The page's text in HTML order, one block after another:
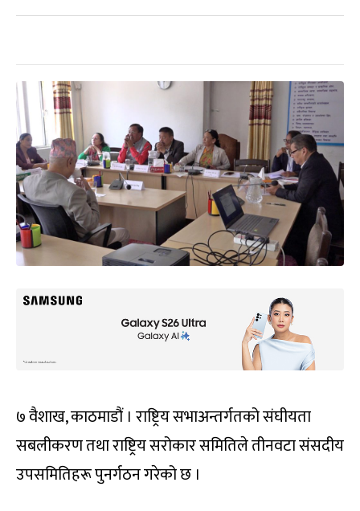
७ वैशाख, काठमाडौं । राष्ट्रिय सभाअन्तर्गतको संघीयता
सबलीकरण तथा राष्ट्रिय सरोकार समितिले तीनवटा संसदीय
उपसमितिहरू पुनर्गठन गरेको छ ।